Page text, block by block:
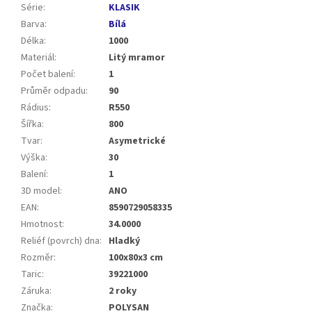
Série:
KLASIK
Barva:
Bílá
Délka:
1000
Materiál:
Litý mramor
Počet balení:
1
Průměr odpadu:
90
Rádius:
R550
Šířka:
800
Tvar:
Asymetrické
Výška:
30
Balení:
1
3D model:
ANO
EAN:
8590729058335
Hmotnost:
34.0000
Reliéf (povrch) dna: Hladký
Rozměr:
100x80x3 cm
Taric:
39221000
Záruka:
2 roky
Značka: POLYSAN